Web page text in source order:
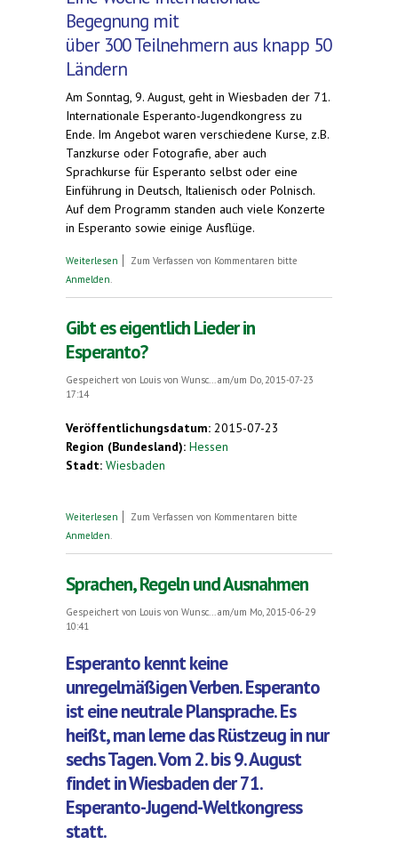
Begegnung mit
über 300 Teilnehmern aus knapp 50
Ländern
Am Sonntag, 9. August, geht in Wiesbaden der 71.
Internationale Esperanto-Jugendkongress zu
Ende. Im Angebot waren verschiedene Kurse, z.B.
Tanzkurse oder Fotografie, aber auch
Sprachkurse für Esperanto selbst oder eine
Einführung in Deutsch, Italienisch oder Polnisch.
Auf dem Programm standen auch viele Konzerte
in Esperanto sowie einige Ausflüge.
Weiterlesen über Erfolgreicher Jugend-Weltkongress der
Zum Verfassen von Kommentaren bitte
Anmelden.
Gibt es eigentlich Lieder in
Esperanto?
Gespeichert von Louis von Wunsc...am/um Do, 2015-07-23
17:14
Veröffentlichungsdatum: 2015-07-23
Region (Bundesland): Hessen
Stadt: Wiesbaden
Weiterlesen über Gibt es eigentlich Lieder in Esperanto?
Zum Verfassen von Kommentaren bitte
Anmelden.
Sprachen, Regeln und Ausnahmen
Gespeichert von Louis von Wunsc...am/um Mo, 2015-06-29
10:41
Esperanto kennt keine
unregelmäßigen Verben. Esperanto
ist eine neutrale Plansprache. Es
heißt, man lerne das Rüstzeug in nur
sechs Tagen. Vom 2. bis 9. August
findet in Wiesbaden der 71.
Esperanto-Jugend-Weltkongress
statt.